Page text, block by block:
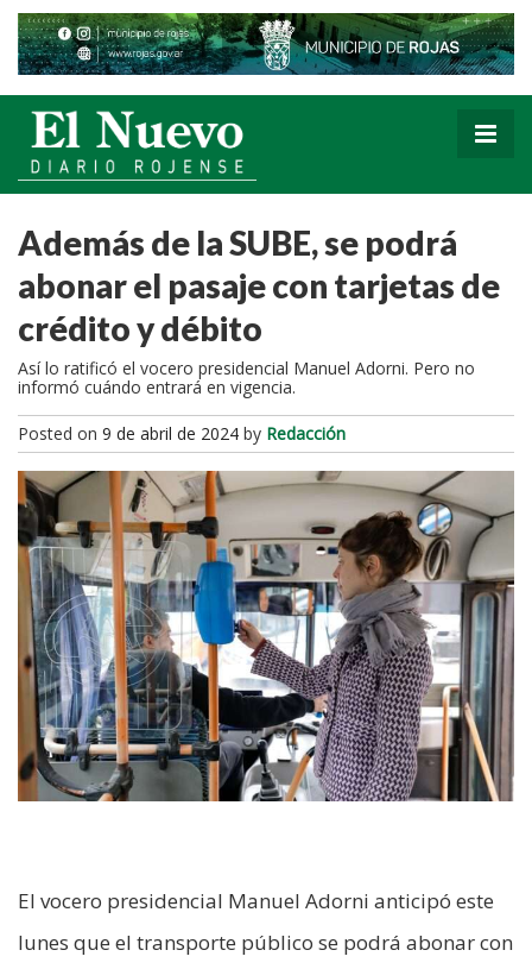
Además de la SUBE, se podrá
abonar el pasaje con tarjetas de
crédito y débito
Así lo ratificó el vocero presidencial Manuel Adorni. Pero no
informó cuándo entrará en vigencia.
Posted on 9 de abril de 2024 by Redacción
El vocero presidencial Manuel Adorni anticipó este
lunes que el transporte público se podrá abonar con